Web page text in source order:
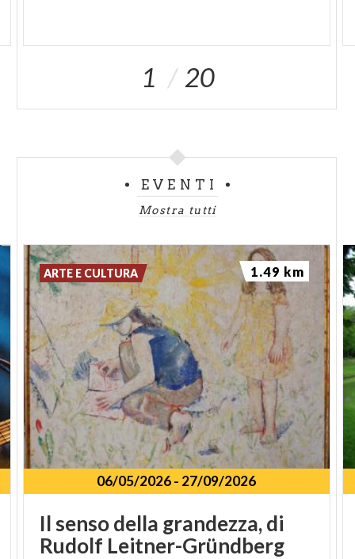
1 20
EVENTI
Mostra tutti
06/05/2026- 27/09/2026
Il sensodella grandezza,di
Rudolf Leitner-Gründberg
ARTE E CULTURA 1.49 km